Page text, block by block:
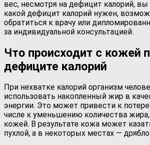
вес, несмотря на дефицит калорий, вы
какой дефицит калорий нужен,
обратиться к врачу или
за индивидуальной консультацией.
Что происходит с кожей
дефиците калорий
При нехватке калорий организм
использовать накопленный жир в
энергии. Это может привести к
числе к уменьшению количества
кожей. В результате кожа может
пухлой, а в некоторых местах —